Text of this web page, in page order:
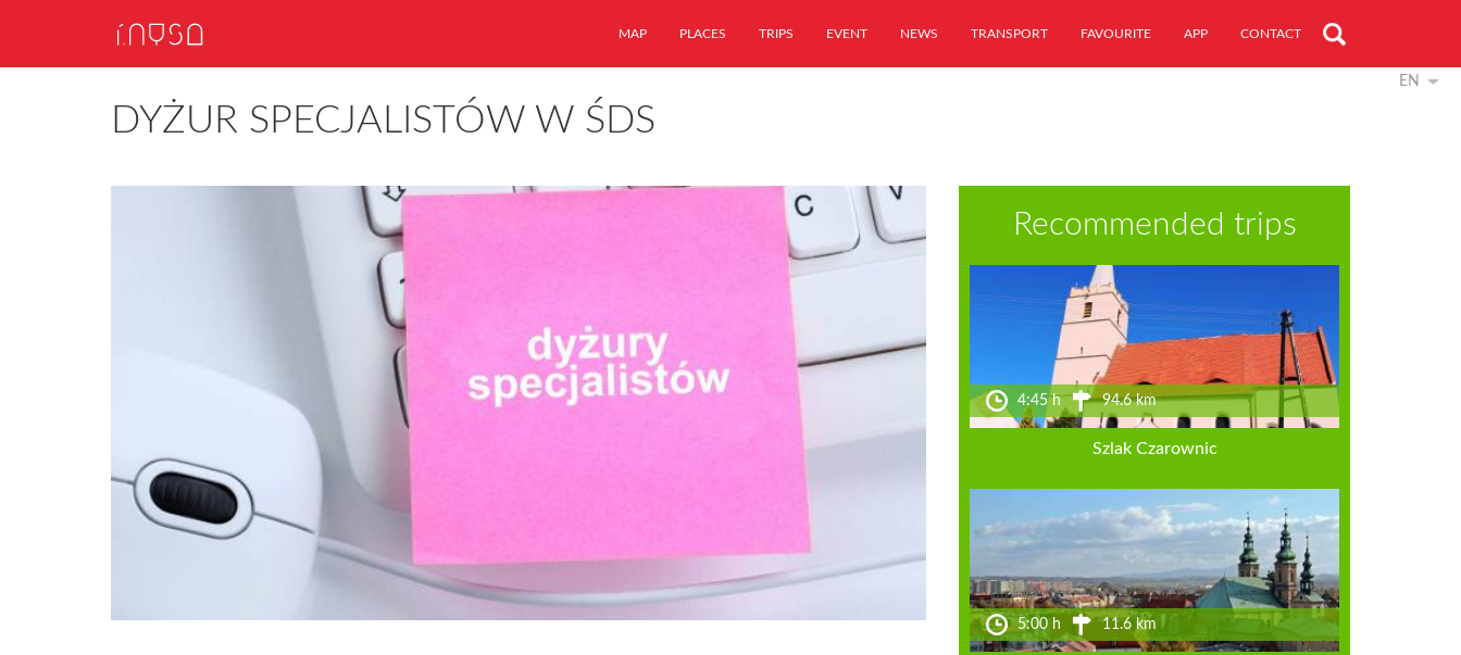
MAP PLACES TRIPS EVENT NEWS TRANSPORT FAVOURITE APP CONTACT
EN
DYŻUR SPECJALISTÓW W ŚDS
Recommended trips
4:45 h 94.6 km
Szlak Czarownic
5:00 h 11.6 km